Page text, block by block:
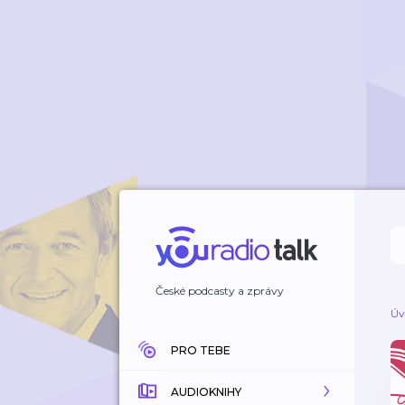
České podcasty a zprávy
PRO TEBE
AUDIOKNIHY